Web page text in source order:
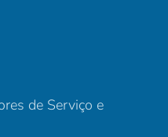
de Serviço e